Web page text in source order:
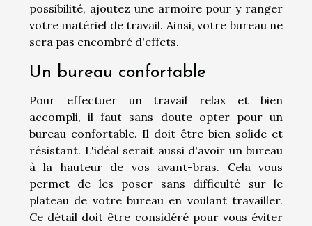
possibilité, ajoutez une armoire pour y ranger
votre matériel de travail. Ainsi, votre bureau ne
sera pas encombré d'effets.
Un bureau confortable
Pour effectuer un travail relax et bien
accompli, il faut sans doute opter pour un
bureau confortable. Il doit être bien solide et
résistant. L'idéal serait aussi d'avoir un bureau
à la hauteur de vos avant-bras. Cela vous
permet de les poser sans difficulté sur le
plateau de votre bureau en voulant travailler.
Ce détail doit être considéré pour vous éviter